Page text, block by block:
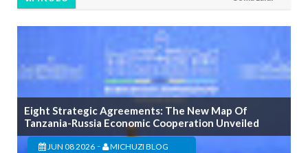
Eight Strategic Agreements: The New Map Of
Tanzania-Russia Economic Cooperation Unveiled
JUN 08 2026 - MICHUZI BLOG